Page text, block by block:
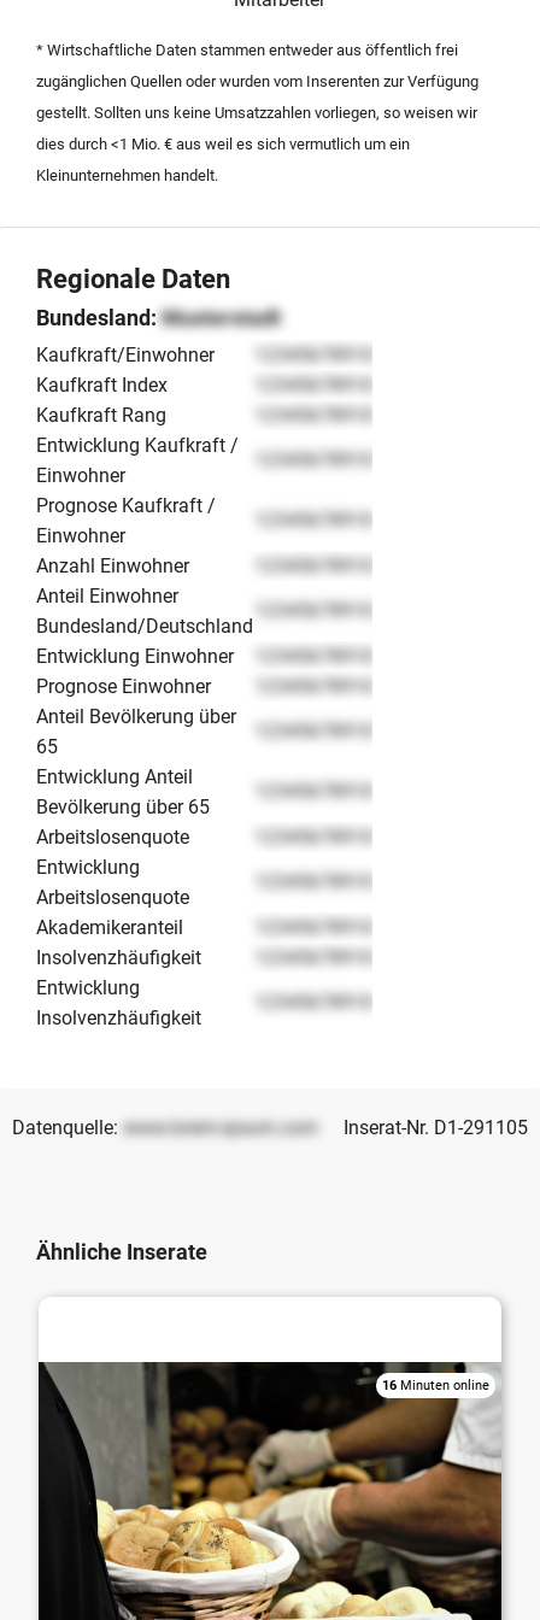
zu den betriebswirtschaftlichen Kennzahlen werden
nach Unterzeichnung einer Vertraulichkeitserklärung
zur Verfügung gestellt.
* Wirtschaftliche Daten stammen entweder aus öffentlich frei
zugänglichen Quellen oder wurden vom Inserenten zur Verfügung
gestellt. Sollten uns keine Umsatzzahlen vorliegen, so weisen wir
dies durch <1 Mio. € aus weil es sich vermutlich um ein
Kleinunternehmen handelt.
Regionale Daten
Bundesland:Musterstadt
Kaufkraft/Einwohner
12345678910
Kaufkraft Index
12345678910
Kaufkraft Rang
12345678910
Entwicklung Kaufkraft /
Einwohner
12345678910
Prognose Kaufkraft /
Einwohner
12345678910
Anzahl Einwohner
12345678910
Anteil Einwohner
Bundesland/Deutschland
12345678910
Entwicklung Einwohner
12345678910
Prognose Einwohner
12345678910
Anteil Bevölkerung über
65
12345678910
Entwicklung Anteil
Bevölkerung über 65
12345678910
Arbeitslosenquote
12345678910
Entwicklung
Arbeitslosenquote
12345678910
Akademikeranteil
12345678910
Insolvenzhäufigkeit
12345678910
Entwicklung
Insolvenzhäufigkeit
12345678910
Datenquelle: www.lorem-ipsum.com Inserat-Nr. D1-291105
Ähnliche Inserate
16 Minuten online